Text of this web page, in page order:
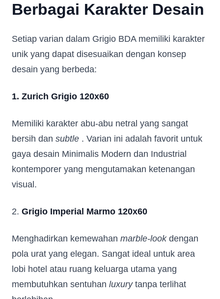
Berbagai Karakter Desain
Setiap varian dalam Grigio BDA memiliki karakter
unik yang dapat disesuaikan dengan konsep
desain yang berbeda:
1. Zurich Grigio 120x60
Memiliki karakter abu-abu netral yang sangat
bersih dan subtle . Varian ini adalah favorit untuk
gaya desain Minimalis Modern dan Industrial
kontemporer yang mengutamakan ketenangan
visual.
2. Grigio Imperial Marmo 120x60
Menghadirkan kemewahan marble-lookdengan
pola urat yang elegan. Sangat ideal untuk area
lobi hotel atau ruang keluarga utama yang
membutuhkan sentuhan luxurytanpa terlihat